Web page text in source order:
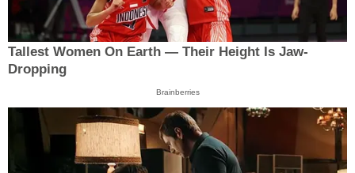
Tallest Women On Earth — Their Height Is Jaw-
Dropping
Brainberries